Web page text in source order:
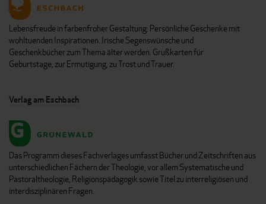
Lebensfreude in farbenfroher Gestaltung: Persönliche Geschenke mit
wohltuenden Inspirationen. Irische Segenswünsche und
Geschenkbücher zum Thema älter werden. Grußkarten für
Geburtstage, zur Ermutigung, zu Trost und Trauer.
Verlag am Eschbach
Das Programm dieses Fachverlages umfasst Bücher und Zeitschriften aus
unterschiedlichen Fächern der Theologie, vor allem Systematische und
Pastoraltheologie, Religionspädagogik sowie Titel zu interreligiösen und
interdisziplinären Fragen.